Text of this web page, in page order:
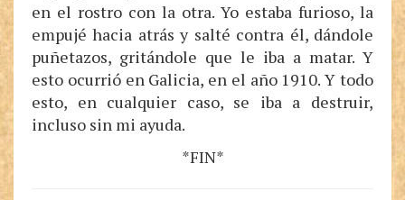
en el rostro con la otra. Yo estaba furioso, la
empujé hacia atrás y salté contra él, dándole
puñetazos, gritándole que le iba a matar. Y
esto ocurrió en Galicia, en el año 1910. Y todo
esto, en cualquier caso, se iba a destruir,
incluso sin mi ayuda.
*FIN*